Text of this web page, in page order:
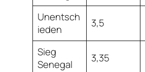
Unentsch
ieden
3,5
Sieg
Senegal
3,35